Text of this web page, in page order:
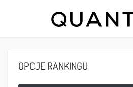
OPCJE RANKINGU